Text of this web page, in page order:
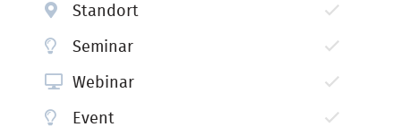
Standort
Seminar
Webinar
Event